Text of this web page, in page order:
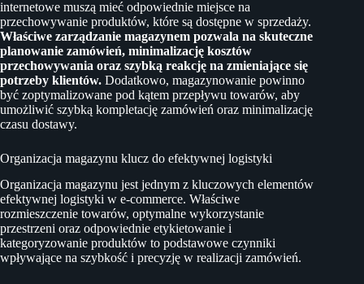
internetowe muszą mieć odpowiednie miejsce na
przechowywanie produktów, które są dostępne w sprzedaży.
Właściwe zarządzanie magazynem pozwala na skuteczne
planowanie zamówień, minimalizację kosztów
przechowywania oraz szybką reakcję na zmieniające się
potrzeby klientów. Dodatkowo, magazynowanie powinno
być zoptymalizowane pod kątem przepływu towarów, aby
umożliwić szybką kompletację zamówień oraz minimalizację
czasu dostawy.
Organizacja magazynu klucz do efektywnej logistyki
Organizacja magazynu jest jednym z kluczowych elementów
efektywnej logistyki w e-commerce. Właściwe
rozmieszczenie towarów, optymalne wykorzystanie
przestrzeni oraz odpowiednie etykietowanie i
kategoryzowanie produktów to podstawowe czynniki
wpływające na szybkość i precyzję w realizacji zamówień.